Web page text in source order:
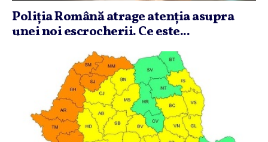
Poliţia Română atrage atenţia asupra
unei noi escrocherii. Ce este...